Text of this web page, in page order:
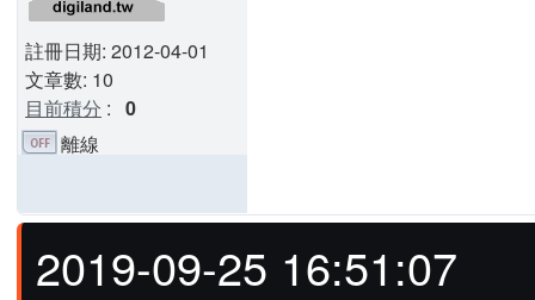
註冊日期: 2012-04-01
文章數: 10
目前積分 : 0
離線
2019-09-25 16:51:07